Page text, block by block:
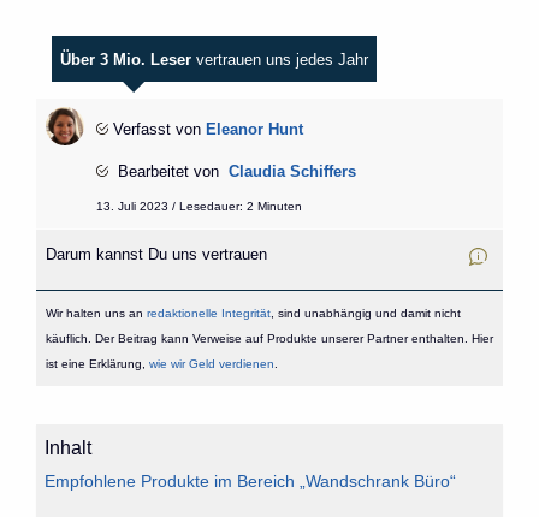
Über 3 Mio. Leser vertrauen uns jedes Jahr
Verfasst von Eleanor Hunt
Bearbeitet von Claudia Schiffers
13. Juli 2023 / Lesedauer: 2 Minuten
Darum kannst Du uns vertrauen
Wir halten uns an redaktionelle Integrität, sind unabhängig und damit nicht
käuflich. Der Beitrag kann Verweise auf Produkte unserer Partner enthalten. Hier
ist eine Erklärung, wie wir Geld verdienen
Inhalt
Empfohlene Produkte im Bereich „Wandschrank Büro“